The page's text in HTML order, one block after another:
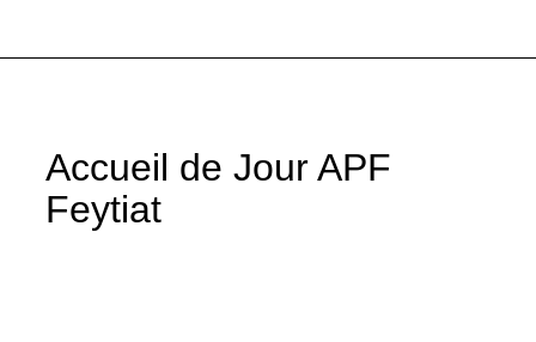
Accueil de Jour APF
Feytiat